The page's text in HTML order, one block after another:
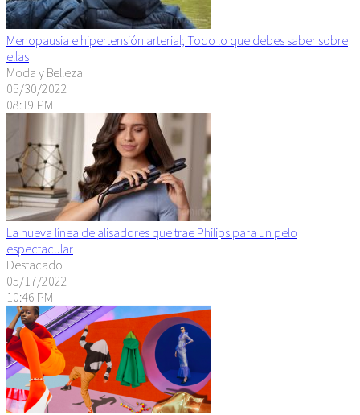
Menopausia e hipertensión arterial; Todo lo que debes saber sobre
ellas
Moda y Belleza
05/30/2022
08:19 PM
La nueva línea de alisadores que trae Philips para un pelo
espectacular
Destacado
05/17/2022
10:46 PM